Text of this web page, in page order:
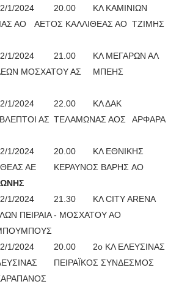
1/2024 20.00
ΚΛ ΚΑΜΙΝΙΩΝ
ΑΟ
ΑΕΤΟΣ ΚΑΛΛΙΘΕΑΣ ΑΟ ΤΖΙΜΗΣ
1/2024 21.00
ΚΛ ΜΕΓΑΡΩΝ ΑΛ
ΜΟΣΧΑΤΟΥ ΑΣ
ΜΠΕΗΣ
1/2024 22.00
ΚΛ ΔΑΚ
ΑΣ ΤΕΛΑΜΩΝΑΣ ΑΟΣ
ΑΡΦΑΡΑ
1/2024 20.00
ΚΛ ΕΘΝΙΚΗΣ
ΑΕ
ΚΕΡΑΥΝΟΣ ΒΑΡΗΣ AO
1/2024 21.30
ΚΛ CITY ARENA
ΠΕΙΡΑΙΑ - ΜΟΣΧΑΤΟΥ ΑΟ
1/2024 20.00
2ο ΚΛ ΕΛΕΥΣΙΝΑΣ
ΠΕΙΡΑΪΚΟΣ ΣΥΝΔΕΣΜΟΣ